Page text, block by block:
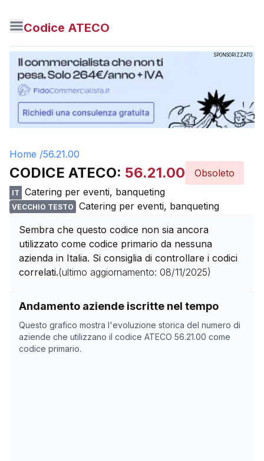
Codice ATECO
SPONSORIZZATO
Home /56.21.00
CODICE ATECO: 56.21.00 Obsoleto
IT Catering per eventi, banqueting
VECCHIO TESTO
Catering per eventi, banqueting
Sembra che questo codice non sia ancora
utilizzato come codice primario da nessuna
azienda in Italia. Si consiglia di controllare i codici
correlati.(ultimo aggiornamento: 08/11/2025)
Andamento aziende iscritte nel tempo
Questo grafico mostra l'evoluzione storica del numero di
aziende che utilizzano il codice ATECO 56.21.00 come
codice primario.
Storico numero di aziende con codice ATECO
Data rilevazione
03/04/2025
0
18/05/2025